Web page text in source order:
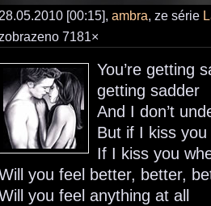
28.05.2010 [00:15], ambra, ze série
7181×
You’re getting
getting sadder
And I don’t
But if I kiss you
If I kiss you
you feel better, better,
you feel anything at all